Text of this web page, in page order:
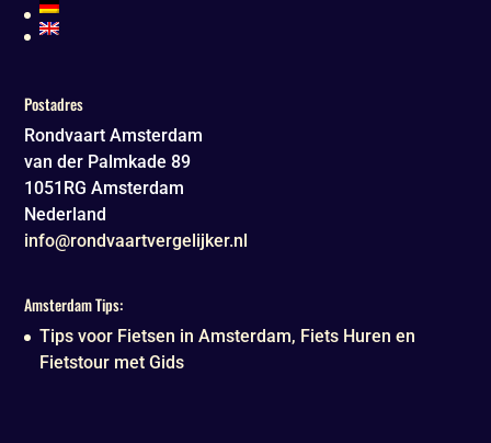
Postadres
Rondvaart Amsterdam
van der Palmkade 89
1051RG Amsterdam
Nederland
info@rondvaartvergelijker.nl
Amsterdam Tips:
Tips voor Fietsen in Amsterdam, Fiets Huren en
Fietstour met Gids